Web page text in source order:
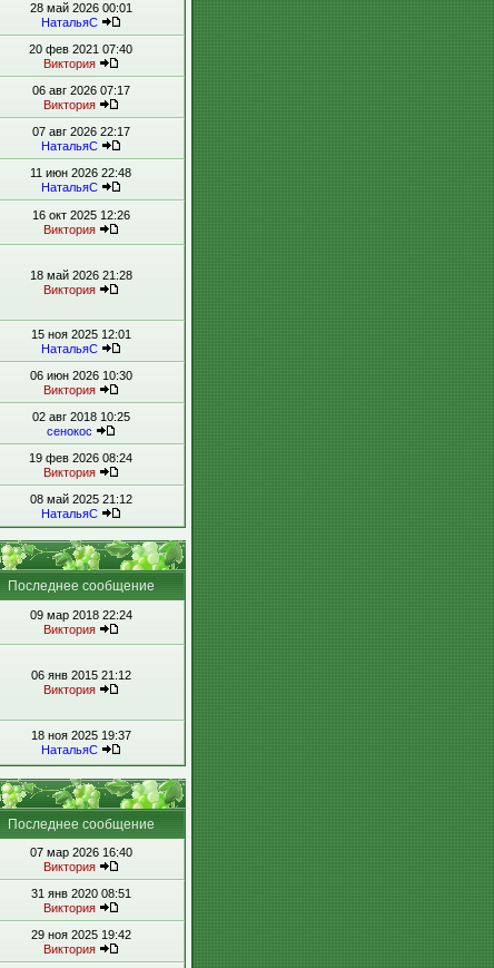
28 май 2026 00:01
НатальяС
20 фев 2021 07:40
Виктория
06 авг 2026 07:17
Виктория
07 авг 2026 22:17
НатальяС
11 июн 2026 22:48
НатальяС
16 окт 2025 12:26
Виктория
18 май 2026 21:28
Виктория
15 ноя 2025 12:01
НатальяС
06 июн 2026 10:30
Виктория
02 авг 2018 10:25
сенокос
19 фев 2026 08:24
Виктория
08 май 2025 21:12
НатальяС
Последнее сообщение
09 мар 2018 22:24
Виктория
06 янв 2015 21:12
Виктория
18 ноя 2025 19:37
НатальяС
Последнее сообщение
07 мар 2026 16:40
Виктория
31 янв 2020 08:51
Виктория
29 ноя 2025 19:42
Виктория